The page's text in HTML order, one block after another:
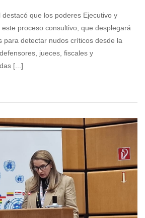
que los poderes Ejecutivo y
proceso consultivo, que desplegará
para detectar nudos críticos desde la
jueces, fiscales y
[...]